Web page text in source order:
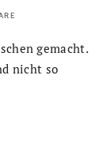
gemacht.
nicht so